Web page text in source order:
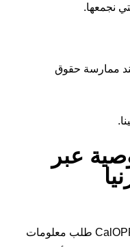
نجمعها.
ممارسة حقوق
عبر
يحق للمستخدمين الخاضعين لقانون CalOPPA طلب معلومات